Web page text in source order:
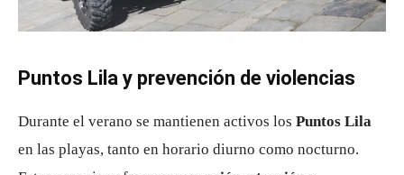
Puntos Lila y prevención de violencias
Durante el verano se mantienen activos los Puntos Lila
en las playas, tanto en horario diurno como nocturno.